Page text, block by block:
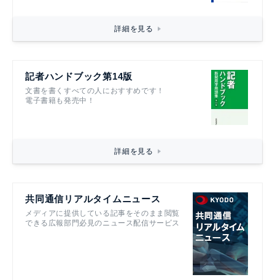
詳細を見る
記者ハンドブック第14版
文書を書くすべての人におすすめです！
電子書籍も発売中！
詳細を見る
共同通信リアルタイムニュース
メディアに提供している記事をそのまま閲覧
できる広報部門必見のニュース配信サービス